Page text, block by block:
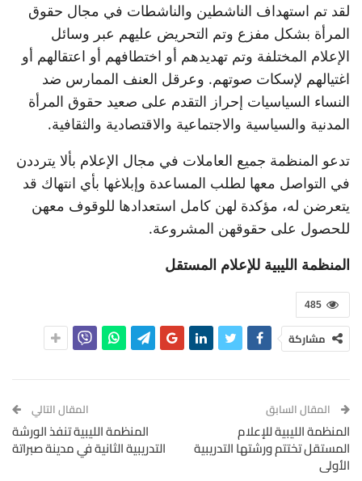
لقد تم استهداف الناشطين والناشطات في مجال حقوق
المرأة بشكل مفزع وتم التحريض عليهم عبر وسائل
الإعلام المختلفة وتم تهديدهم أو اختطافهم أو اعتقالهم أو
اغتيالهم لإسكات صوتهم. وعرقل العنف الممارس ضد
النساء السياسيات إحراز التقدم على صعيد حقوق المرأة
المدنية والسياسية والاجتماعية والاقتصادية والثقافية.
تدعو المنظمة جميع العاملات في مجال الإعلام بألا يترددن
في التواصل معها لطلب المساعدة وإبلاغها بأي انتهاك قد
يتعرضن له، مؤكدة لهن كامل استعدادها للوقوف معهن
للحصول على حقوقهن المشروعة.
المنظمة الليبية للإعلام المستقل
485
مشاركة
المقال السابق
المنظمة الليبية للإعلام
المستقل تختتم ورشتها التدريبية
الأولى
المقال التالي
المنظمة الليبية تنفذ الورشة
التدريبية الثانية في مدينة صبراتة